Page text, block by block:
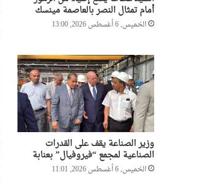
أمام تمثال النصر بالعاصمة مينسك
الخميس, 6 أغسطس 2026, 13:00
وزير الصناعة يقف على القدرات
الصناعية لمجمع “فيروفيال” بعنابة
الخميس, 6 أغسطس 2026, 11:01